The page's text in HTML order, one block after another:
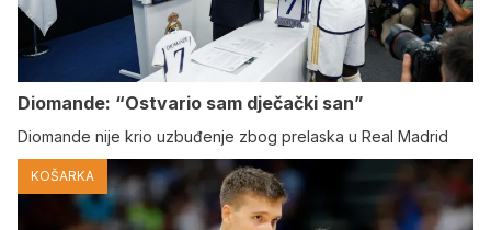
Diomande: “Ostvario sam dječački san”
Diomande nije krio uzbuđenje zbog prelaska u Real Madrid
KOŠARKA